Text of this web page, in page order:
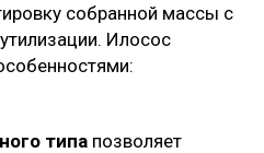
собранной массы с
Илосос
типа позволяет